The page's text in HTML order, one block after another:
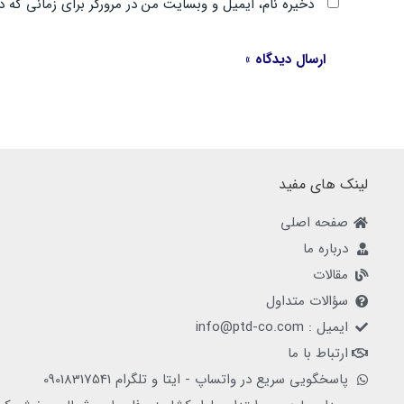
ذخیره نام، ایمیل و وبسایت من در مرورگر برای زمانی
لینک های مفید
صفحه اصلی
درباره ما
مقالات
سؤالات متداول
ایمیل : info@ptd-co.com
ارتباط با ما
پاسخگویی سریع در واتساپ - ایتا و تلگرام 09018317541